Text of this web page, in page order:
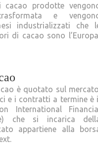
prodotte
e
industrializzati che
di cacao sono
è quotato sul
e i contratti a termine è
International
che si incarica
appartiene alla